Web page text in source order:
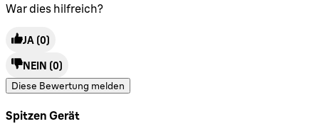
War dies hilfreich?
JA (0)
NEIN (0)
Diese Bewertung melden
Spitzen Gerät